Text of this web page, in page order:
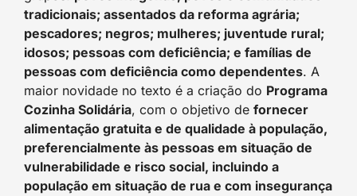
tradicionais; assentados da reforma agrária;
pescadores; negros; mulheres; juventude rural;
idosos; pessoas com deficiência; e famílias de
pessoas com deficiência como dependentes. A
maior novidade no texto é a criação do Programa
Cozinha Solidária, com o objetivo de fornecer
alimentação gratuita e de qualidade à população,
preferencialmente às pessoas em situação de
vulnerabilidade e risco social, incluindo a
população em situação de rua e com insegurança